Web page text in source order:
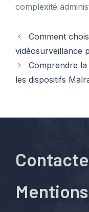
complexité
Comment
vidéosurveillance
Comprendre la
les dispositifs